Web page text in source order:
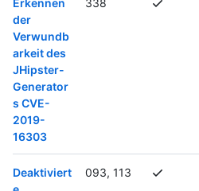
Erkennen
der
Verwundb
arkeit des
JHipster-
Generator
s CVE-
2019-
16303
338
Deaktiviert
093, 113